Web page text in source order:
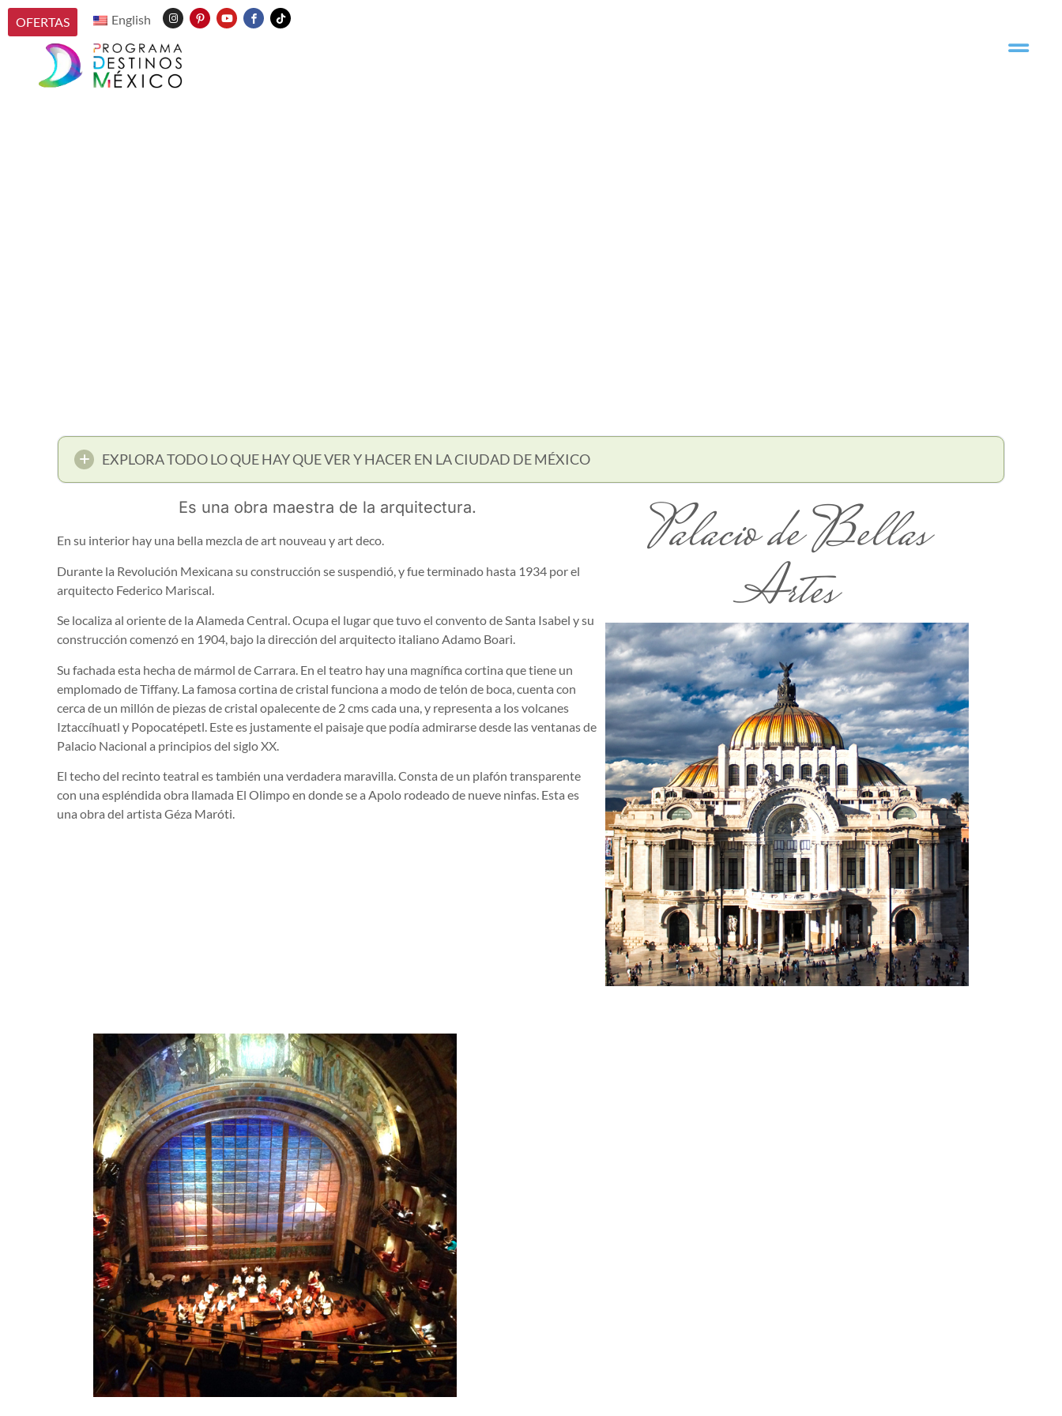
OFERTAS English
EXPLORA TODO LO QUE HAY QUE VER Y HACER EN LA CIUDAD DE MÉXICO
Es una obra maestra de la arquitectura.
En su interior hay una bella mezcla de art nouveau y art deco.
Durante la Revolución Mexicana su construcción se suspendió, y fue terminado hasta 1934 por el
arquitecto Federico Mariscal.
Se localiza al oriente de la Alameda Central. Ocupa el lugar que tuvo el convento de Santa Isabel y su
construcción comenzó en 1904, bajo la dirección del arquitecto italiano Adamo Boari.
Su fachada esta hecha de mármol de Carrara. En el teatro hay una magnífica cortina que tiene un
emplomado de Tiffany. La famosa cortina de cristal funciona a modo de telón de boca, cuenta con
cerca de un millón de piezas de cristal opalecente de 2 cms cada una, y representa a los volcanes
Iztaccíhuatl y Popocatépetl. Este es justamente el paisaje que podía admirarse desde las ventanas de
Palacio Nacional a principios del siglo XX.
El techo del recinto teatral es también una verdadera maravilla. Consta de un plafón transparente
con una espléndida obra llamada El Olimpo en donde se a Apolo rodeado de nueve ninfas. Esta es
una obra del artista Géza Maróti.
Palacio de Bellas
Artes